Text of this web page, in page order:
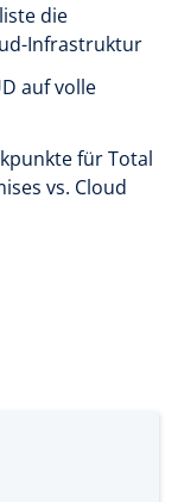
die
Infrastruktur
auf volle
für Total
vs. Cloud